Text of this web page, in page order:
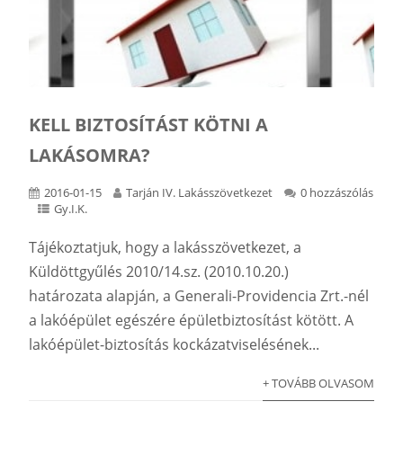
KELL BIZTOSÍTÁST KÖTNI A
LAKÁSOMRA?
2016-01-15 Tarján IV. Lakásszövetkezet
0 hozzászólás
Gy.I.K.
Tájékoztatjuk, hogy a lakásszövetkezet, a
Küldöttgyűlés 2010/14.sz. (2010.10.20.)
határozata alapján, a Generali-Providencia Zrt.-nél
a lakóépület egészére épületbiztosítást kötött. A
lakóépület-biztosítás kockázatviselésének...
+ TOVÁBB OLVASOM